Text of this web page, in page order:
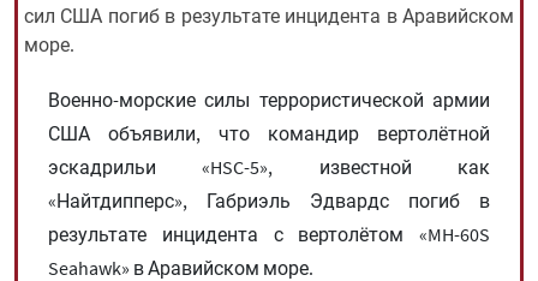
сил США погиб в результате инцидента в Аравийском
море.
Военно-морские силы террористической армии
США объявили, что командир вертолётной
эскадрильи «HSC-5», известной как
«Найтдипперс», Габриэль Эдвардс погиб в
результате инцидента с вертолётом «MH-60S
Seahawk» в Аравийском море.